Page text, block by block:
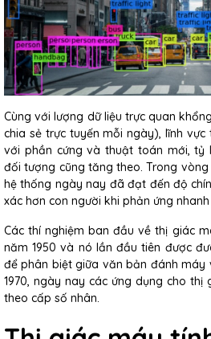
Cùng với lượng dữ liệu trực quan
chia sẻ trực tuyến mỗi ngày), lĩnh
với phần cứng và thuật toán mới, tỷ
đối tượng cũng tăng theo. Trong
hệ thống ngày nay đã đạt đến độ
xác hơn con người khi phản ứng
Các thí nghiệm ban đầu về thị giác
năm 1950 và nó lần đầu tiên được
để phân biệt giữa văn bản đánh
1970, ngày nay các ứng dụng cho
theo cấp số nhân.